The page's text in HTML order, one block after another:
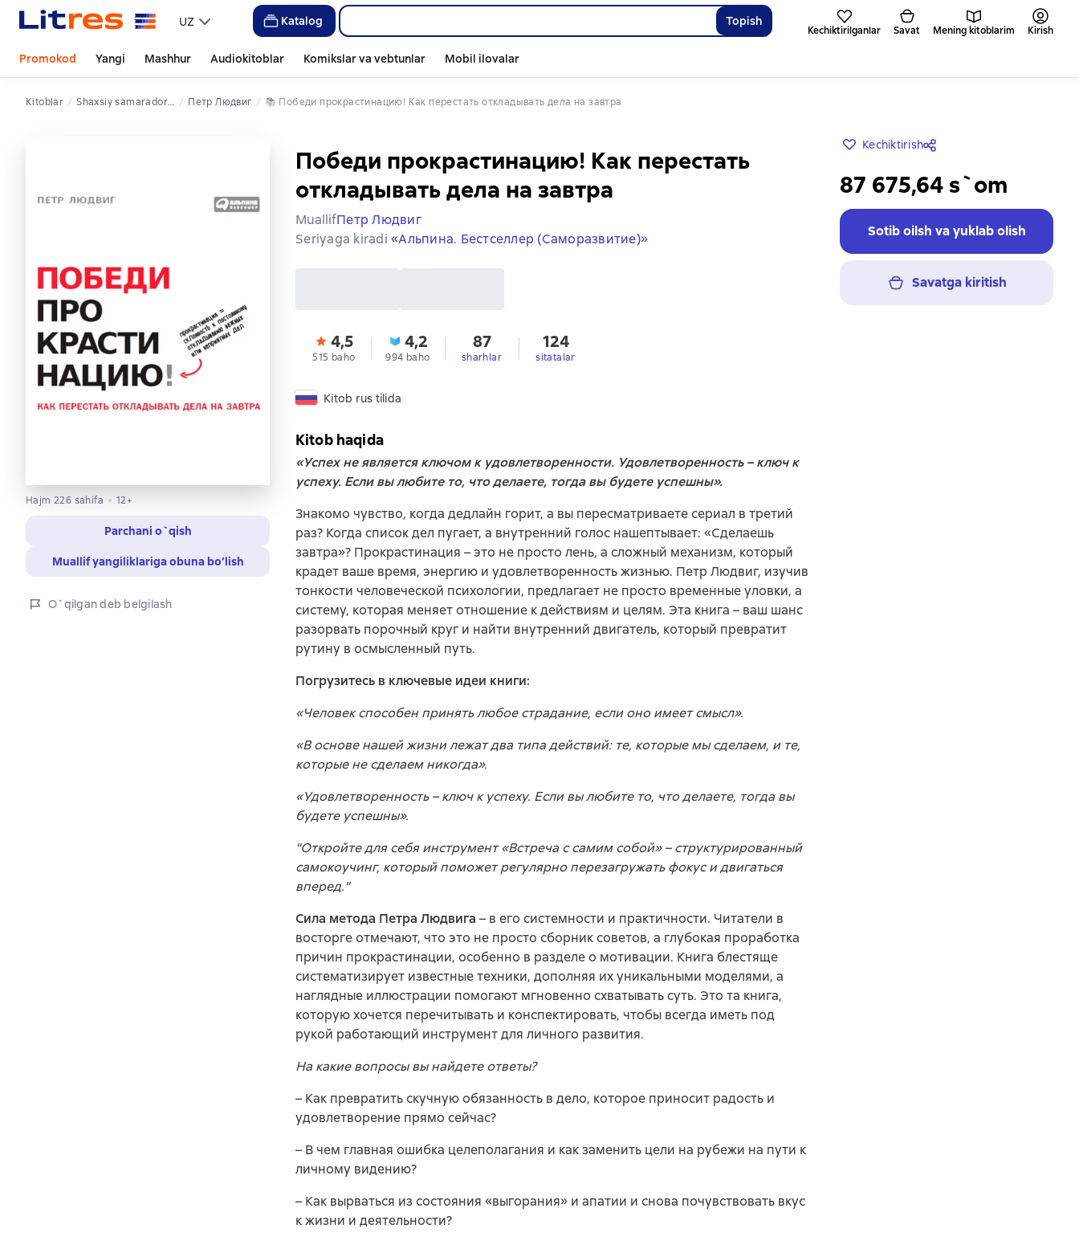
UZ Katalog Topish
Kechiktirilganlar Savat Mening kitoblarim Kirish
Promokod Yangi Mashhur Audiokitoblar Komikslar va vebtunlar Mobil ilovalar
Kitoblar shaxsiy samaradorlik Петр Людвиг 📚 Победи прокрастинацию! Как перестать откладывать дела на завтра
Hajm 226 sahifa 12+
Parchani o`qish
Muallif yangiliklariga obuna bo‘lish
O`qilgan deb belgilash
Победи прокрастинацию! Как перестать
откладывать дела на завтра
MuallifПетр Людвиг
Seriyaga kiradi «Альпина. Бестселлер (Саморазвитие)»
4,5
515 baho
4,2
994 baho
87
sharhlar
124
sitatalar
Kitob rus tilida
Kechiktirish
87 675,64 s`om
Sotib oilsh va yuklab olish
Savatga kiritish
Kitob haqida
«Успех не является ключом к удовлетворенности. Удовлетворенность – ключ к
успеху. Если вы любите то, что делаете, тогда вы будете успешны».
Знакомо чувство, когда дедлайн горит, а вы пересматриваете сериал в третий
раз? Когда список дел пугает, а внутренний голос нашептывает: «Сделаешь
завтра»? Прокрастинация – это не просто лень, а сложный механизм, который
крадет ваше время, энергию и удовлетворенность жизнью. Петр Людвиг, изучив
тонкости человеческой психологии, предлагает не просто временные уловки, а
систему, которая меняет отношение к действиям и целям. Эта книга – ваш шанс
разорвать порочный круг и найти внутренний двигатель, который превратит
рутину в осмысленный путь.
Погрузитесь в ключевые идеи книги:
«Человек способен принять любое страдание, если оно имеет смысл».
«В основе нашей жизни лежат два типа действий: те, которые мы сделаем, и те,
которые не сделаем никогда».
«Удовлетворенность – ключ к успеху. Если вы любите то, что делаете, тогда вы
будете успешны».
"Откройте для себя инструмент «Встреча с самим собой» – структурированный
самокоучинг, который поможет регулярно перезагружать фокус и двигаться
вперед."
Сила метода Петра Людвига – в его системности и практичности. Читатели в
восторге отмечают, что это не просто сборник советов, а глубокая проработка
причин прокрастинации, особенно в разделе о мотивации. Книга блестяще
систематизирует известные техники, дополняя их уникальными моделями, а
наглядные иллюстрации помогают мгновенно схватывать суть. Это та книга,
которую хочется перечитывать и конспектировать, чтобы всегда иметь под
рукой работающий инструмент для личного развития.
На какие вопросы вы найдете ответы?
– Как превратить скучную обязанность в дело, которое приносит радость и
удовлетворение прямо сейчас?
– В чем главная ошибка целеполагания и как заменить цели на рубежи на пути к
личному видению?
– Как вырваться из состояния «выгорания» и апатии и снова почувствовать вкус
к жизни и деятельности?